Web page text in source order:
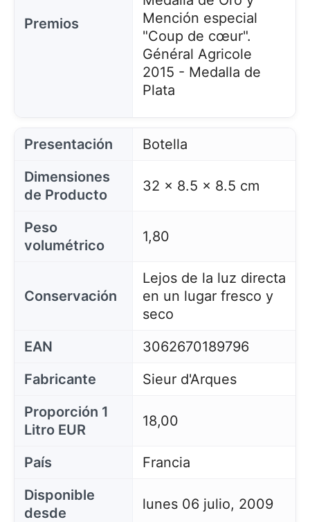
Premios
Mención especial
"Coup de cœur".
Général Agricole
2015 - Medalla de
Plata
Presentación
Botella
Dimensiones
de Producto
32 x 8.5 x 8.5 cm
Peso
volumétrico
1,80
Conservación
Lejos de la luz directa
en un lugar fresco y
seco
EAN
3062670189796
Fabricante
Sieur d'Arques
Proporción 1
Litro EUR
18,00
País
Francia
Disponible
desde
lunes 06 julio, 2009